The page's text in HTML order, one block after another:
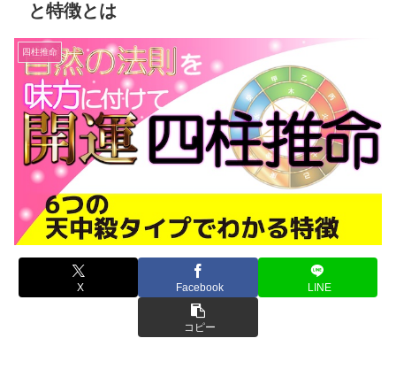
と特徴とは
四柱推命
X Facebook LINE
コピー